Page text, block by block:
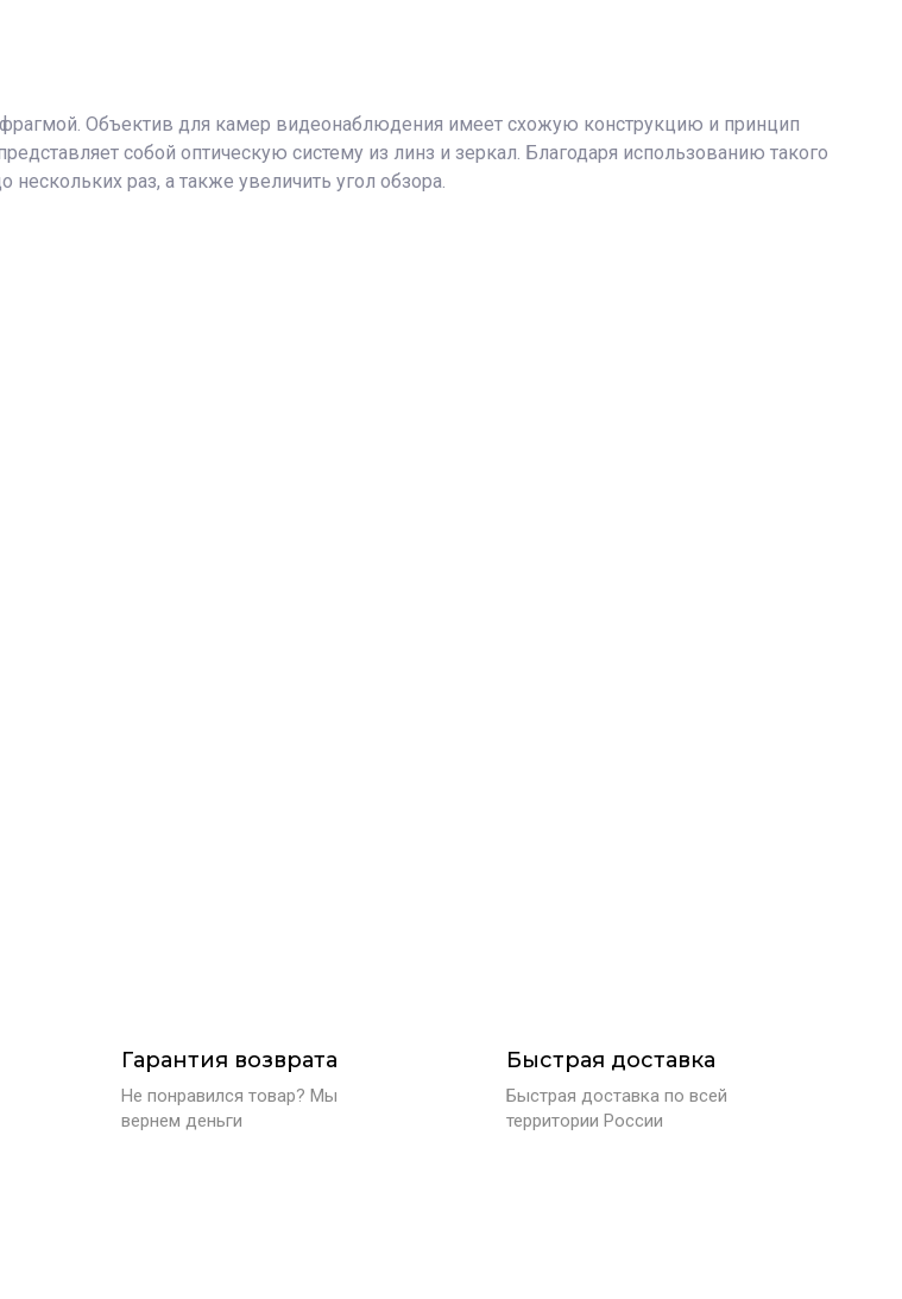
Объектив для камер видеонаблюдения имеет схожую конструкцию и принцип
собой оптическую систему из линз и зеркал. Благодаря использованию такого
раз, а также увеличить угол обзора.
Гарантия возврата
Не понравился товар? Мы
вернем деньги
Быстрая доставка
Быстрая доставка по всей
территории России